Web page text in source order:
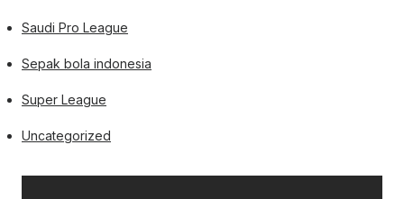
Saudi Pro League
Sepak bola indonesia
Super League
Uncategorized